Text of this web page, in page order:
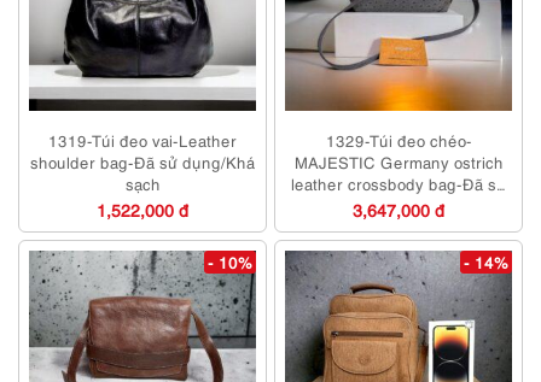
1319-Túi đeo vai-Leather
shoulder bag-Đã sử dụng/Khá
sạch
1,522,000 đ
1329-Túi đeo chéo-
MAJESTIC Germany ostrich
leather crossbody bag-Đã sử
dụng
3,647,000 đ
- 10% - 14%